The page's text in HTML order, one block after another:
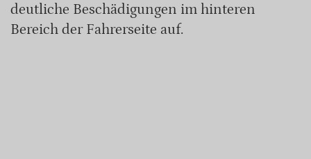
deutliche Beschädigungen im hinteren
Bereich der Fahrerseite auf.